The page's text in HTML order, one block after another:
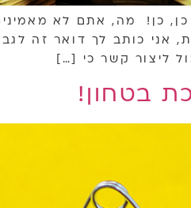
כן, כן! מה, אתם לא
אני כותב לך דואר זה
ליצור קשר כי […]
בטחון!